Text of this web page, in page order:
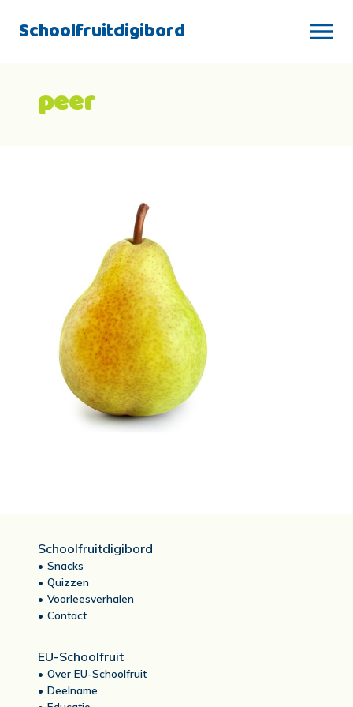
Schoolfruitdigibord
peer
Schoolfruitdigibord
Snacks
Quizzen
Voorleesverhalen
Contact
EU-Schoolfruit
Over EU-Schoolfruit
Deelname